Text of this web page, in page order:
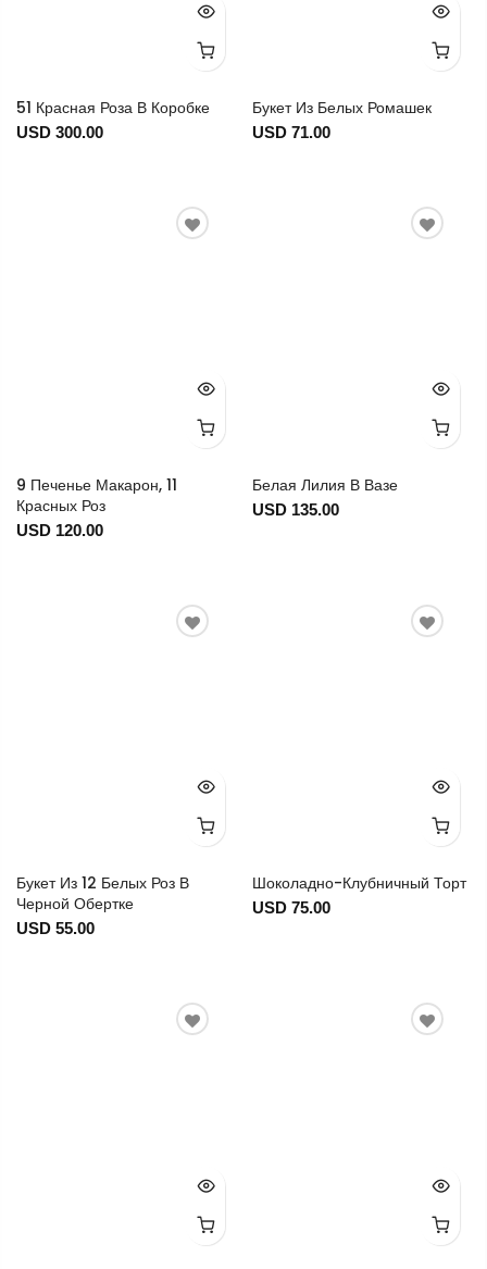
51 Красная Роза В Коробке
USD 300.00
Букет Из Белых Ромашек
USD 71.00
9 Печенье Макарон, 11
Красных Роз
USD 120.00
Белая Лилия В Вазе
USD 135.00
Букет Из 12 Белых Роз В
Черной Обертке
USD 55.00
Шоколадно-Клубничный Торт
USD 75.00